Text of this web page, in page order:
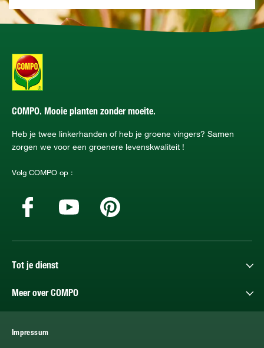
COMPO. Mooie planten zonder moeite.
Heb je twee linkerhanden of heb je groene vingers? Samen
zorgen we voor een groenere levenskwaliteit !
Volg COMPO op :
Tot je dienst
Meer over COMPO
Impressum